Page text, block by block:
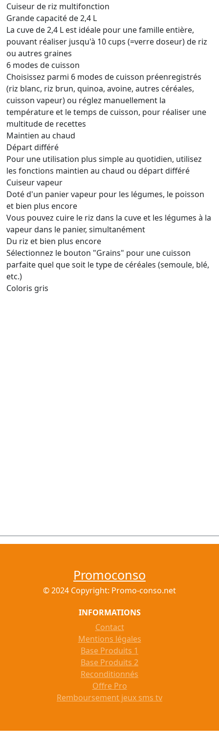
Cuiseur de riz multifonction
Grande capacité de 2,4 L
La cuve de 2,4 L est idéale pour une famille entière,
pouvant réaliser jusqu'à 10 cups (=verre doseur) de riz
ou autres graines
6 modes de cuisson
Choisissez parmi 6 modes de cuisson préenregistrés
(riz blanc, riz brun, quinoa, avoine, autres céréales,
cuisson vapeur) ou réglez manuellement la
température et le temps de cuisson, pour réaliser une
multitude de recettes
Maintien au chaud
Départ différé
Pour une utilisation plus simple au quotidien, utilisez
les fonctions maintien au chaud ou départ différé
Cuiseur vapeur
Doté d'un panier vapeur pour les légumes, le poisson
et bien plus encore
Vous pouvez cuire le riz dans la cuve et les légumes à la
vapeur dans le panier, simultanément
Du riz et bien plus encore
Sélectionnez le bouton "Grains" pour une cuisson
parfaite quel que soit le type de céréales (semoule, blé,
etc.)
Coloris gris
Promoconso
© 2024 Copyright: Promo-conso.net
INFORMATIONS
Contact
Mentions légales
Base Produits 1
Base Produits 2
Reconditionnés
Offre Pro
Remboursement jeux sms tv